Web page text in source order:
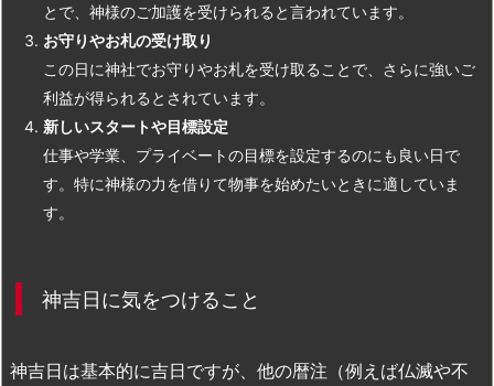
とで、神様のご加護を受けられると言われています。
お守りやお札の受け取り
この日に神社でお守りやお札を受け取ることで、さらに強いご
利益が得られるとされています。
新しいスタートや目標設定
仕事や学業、プライベートの目標を設定するのにも良い日で
す。特に神様の力を借りて物事を始めたいときに適していま
す。
神吉日に気をつけること
神吉日は基本的に吉日ですが、他の暦注（例えば仏滅や不